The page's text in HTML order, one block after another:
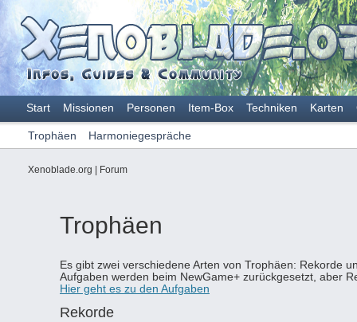
Start Missionen Personen Item-Box Techniken Karten
Trophäen Harmoniegespräche
Xenoblade.org Forum
Trophäen
Es gibt zwei verschiedene Arten von Trophäen: Rekorde
Aufgaben werden beim NewGame+ zurückgesetzt, aber
Hier geht es zu den Aufgaben
Rekorde